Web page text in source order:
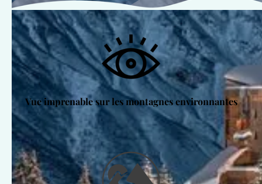
Vue imprenable sur les montagnes environnantes